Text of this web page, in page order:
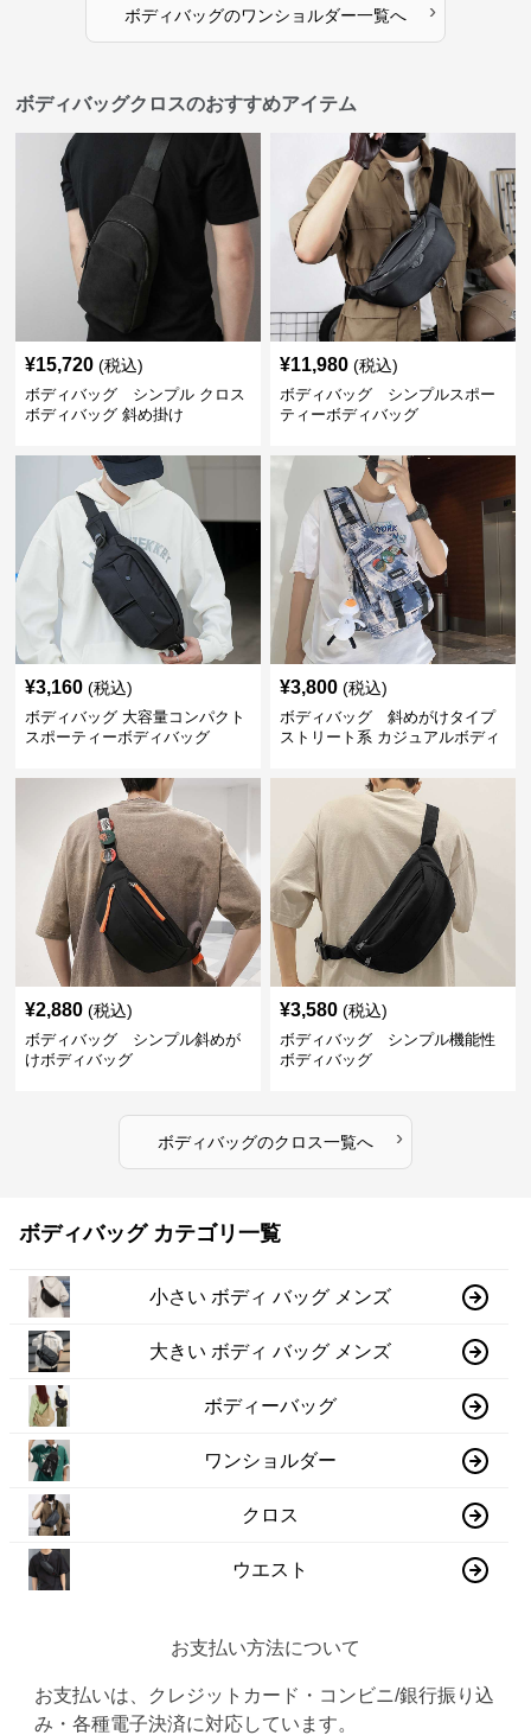
ボディバッグのワンショルダー一覧へ ›
ボディバッグクロスのおすすめアイテム
¥15,720 (税込)
ボディバッグ シンプル クロス
ボディバッグ 斜め掛け
¥11,980 (税込)
ボディバッグ シンプルスポー
ティーボディバッグ
¥3,160 (税込)
ボディバッグ 大容量コンパクト
スポーティーボディバッグ
¥3,800 (税込)
ボディバッグ 斜めがけタイプ
ストリート系 カジュアルボディ
¥2,880 (税込)
ボディバッグ シンプル斜めが
けボディバッグ
¥3,580 (税込)
ボディバッグ シンプル機能性
ボディバッグ
ボディバッグのクロス一覧へ ›
ボディバッグ カテゴリ一覧
小さい ボディ バッグ メンズ
大きい ボディ バッグ メンズ
ボディーバッグ
ワンショルダー
クロス
ウエスト
お支払い方法について
お支払いは、クレジットカード・コンビニ/銀行振り込
み・各種電子決済に対応しています。